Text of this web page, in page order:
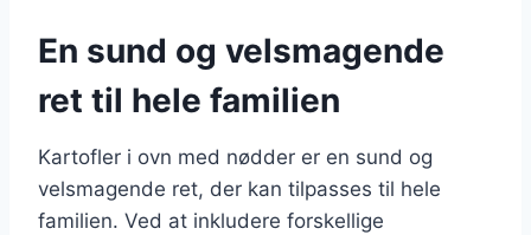
En sund og velsmagende
ret til hele familien
Kartofler i ovn med nødder er en sund og
velsmagende ret, der kan tilpasses til hele
familien. Ved at inkludere forskellige